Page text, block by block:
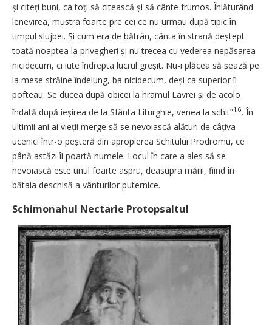
și citeți buni, ca toți să citească și să cânte frumos. Înlăturând
lenevirea, mustra foarte pre cei ce nu urmau după tipic în
timpul slujbei. Și cum era de bătrân, cânta în strană deștept
toată noaptea la privegheri și nu trecea cu vederea nepăsarea
nicidecum, ci iute îndrepta lucrul greșit. Nu-i plăcea să șează pe
la mese străine îndelung, ba nicidecum, deși ca superior îl
pofteau. Se ducea după obicei la hramul Lavrei și de acolo
îndată după ieșirea de la Sfânta Liturghie, venea la schit”16. În
ultimii ani ai vieții merge să se nevoiască alături de câțiva
ucenici într-o peșteră din apropierea Schitului Prodromu, ce
până astăzi îi poartă numele. Locul în care a ales să se
nevoiască este unul foarte aspru, deasupra mării, fiind în
bătaia deschisă a vânturilor puternice.
Schimonahul Nectarie Protopsaltul